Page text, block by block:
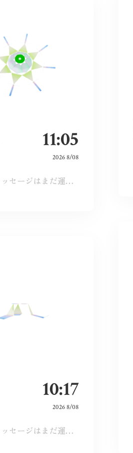
11:05
2026 8/08
こちらのメッセージはまだ運営承認前となります。しばらくおまちください。
10:17
2026 8/08
こちらのメッセージはまだ運営承認前となります。しばらくおまちください。